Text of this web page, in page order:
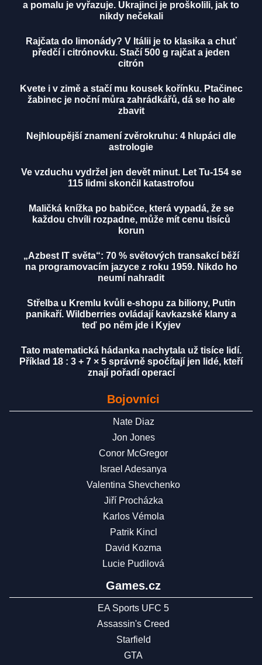
a pomalu je vyřazuje. Ukrajinci je proškolili, jak to
nikdy nečekali
Rajčata do limonády? V Itálii je to klasika a chuť
předčí i citrónovku. Stačí 500 g rajčat a jeden
citrón
Kvete i v zimě a stačí mu kousek kořínku. Ptačinec
žabinec je noční můra zahrádkářů, dá se ho ale
zbavit
Nejhloupější znamení zvěrokruhu: 4 hlupáci dle
astrologie
Ve vzduchu vydržel jen devět minut. Let Tu-154 se
115 lidmi skončil katastrofou
Maličká knížka po babičce, která vypadá, že se
každou chvíli rozpadne, může mít cenu tisíců
korun
„Azbest IT světa“: 70 % světových transakcí běží
na programovacím jazyce z roku 1959. Nikdo ho
neumí nahradit
Střelba u Kremlu kvůli e-shopu za biliony, Putin
panikaří. Wildberries ovládají kavkazské klany a
teď po něm jde i Kyjev
Tato matematická hádanka nachytala už tisíce lidí.
Příklad 18 : 3 + 7 × 5 správně spočítají jen lidé, kteří
znají pořadí operací
Bojovníci
Nate Diaz
Jon Jones
Conor McGregor
Israel Adesanya
Valentina Shevchenko
Jiří Procházka
Karlos Vémola
Patrik Kincl
David Kozma
Lucie Pudilová
Games.cz
EA Sports UFC 5
Assassin's Creed
Starfield
GTA